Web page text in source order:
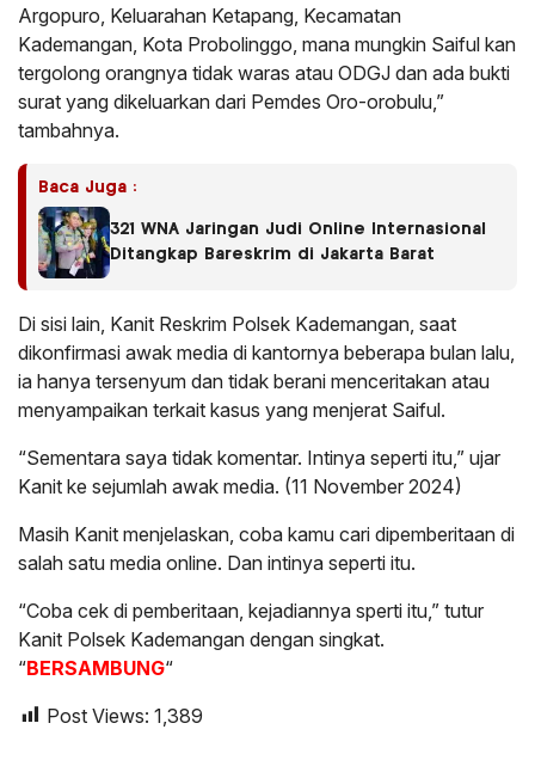
Argopuro, Keluarahan Ketapang, Kecamatan
Kademangan, Kota Probolinggo, mana mungkin Saiful kan
tergolong orangnya tidak waras atau ODGJ dan ada bukti
surat yang dikeluarkan dari Pemdes Oro-orobulu,”
tambahnya.
Baca Juga :
321 WNA Jaringan Judi Online Internasional
Ditangkap Bareskrim di Jakarta Barat
Di sisi lain, Kanit Reskrim Polsek Kademangan, saat
dikonfirmasi awak media di kantornya beberapa bulan lalu,
ia hanya tersenyum dan tidak berani menceritakan atau
menyampaikan terkait kasus yang menjerat Saiful.
“Sementara saya tidak komentar. Intinya seperti itu,” ujar
Kanit ke sejumlah awak media. (11 November 2024)
Masih Kanit menjelaskan, coba kamu cari dipemberitaan di
salah satu media online. Dan intinya seperti itu.
“Coba cek di pemberitaan, kejadiannya sperti itu,” tutur
Kanit Polsek Kademangan dengan singkat.
“BERSAMBUNG“
Post Views: 1,389